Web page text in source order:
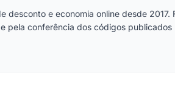
e economia online desde
conferência dos códigos